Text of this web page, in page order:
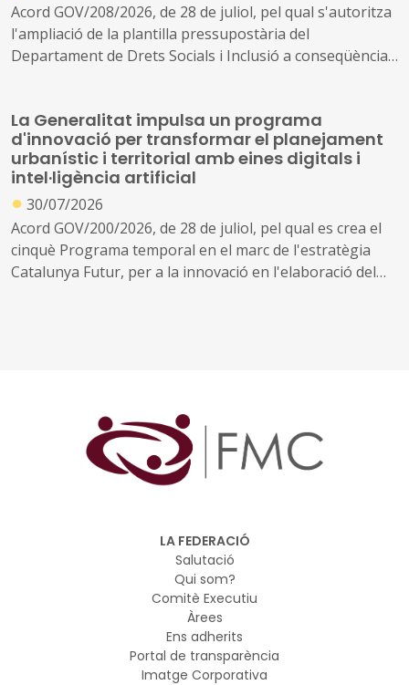
Acord GOV/208/2026, de 28 de juliol, pel qual s'autoritza
l'ampliació de la plantilla pressupostària del
Departament de Drets Socials i Inclusió a conseqüència
La Generalitat impulsa un programa
d'innovació per transformar el planejament
urbanístic i territorial amb eines digitals i
intel·ligència artificial
● 30/07/2026
Acord GOV/200/2026, de 28 de juliol, pel qual es crea el
cinquè Programa temporal en el marc de l'estratègia
Catalunya Futur, per a la innovació en l'elaboració del
LA FEDERACIÓ
Salutació
Qui som?
Comitè Executiu
Àrees
Ens adherits
Portal de transparència
Imatge Corporativa